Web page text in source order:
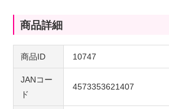
商品詳細
商品ID 10747
JANコー
ド
4573353621407